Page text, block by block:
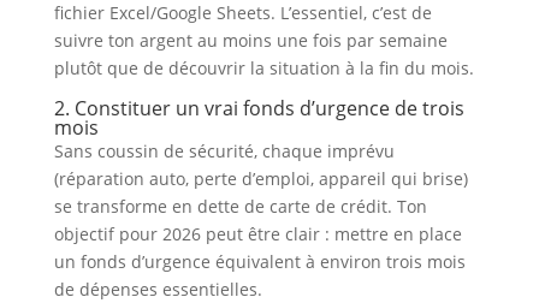
fichier Excel/Google Sheets. L’essentiel, c’est de
suivre ton argent au moins une fois par semaine
plutôt que de découvrir la situation à la fin du mois.
2. Constituer un vrai fonds d’urgence de trois
mois
Sans coussin de sécurité, chaque imprévu
(réparation auto, perte d’emploi, appareil qui brise)
se transforme en dette de carte de crédit. Ton
objectif pour 2026 peut être clair : mettre en place
un fonds d’urgence équivalent à environ trois mois
de dépenses essentielles.